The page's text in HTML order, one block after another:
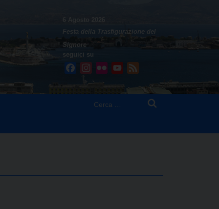
6 Agosto 2026
Festa della Trasfigurazione del
Signore
seguici su
FacebookInstagram
Flickr YouTube